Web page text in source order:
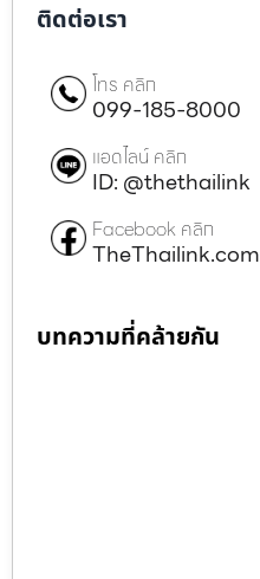
ติดต่อเรา
โทร คลิก
099-185-8000
แอดไลน์ คลิก
ID: @thethailink
Facebook คลิก
TheThailink.com
บทความที่คล้ายกัน